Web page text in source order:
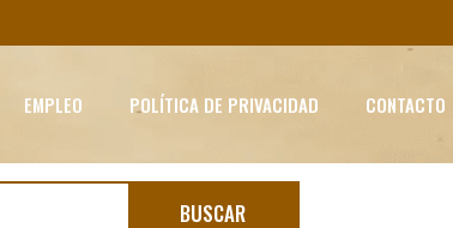
EMPLEO POLÍTICA DE PRIVACIDAD CONTACTO
BUSCAR